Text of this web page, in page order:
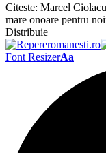
Citeste: Marcel
mare onoare pentru
Distribuie
Font ResizerAa